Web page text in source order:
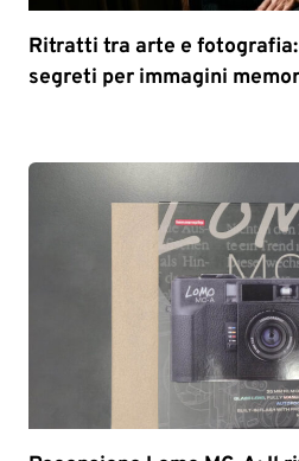
Ritratti tra arte e
segreti per immagini